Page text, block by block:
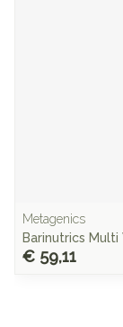
Metagenics
Barinutrics Multi
€ 59,11